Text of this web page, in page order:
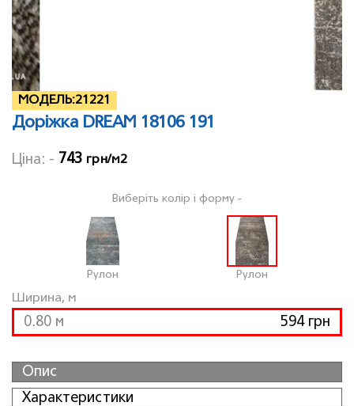
МОДЕЛЬ:21221
Доріжка DREAM 18106 191
Ціна: - 743 грн/м2
Ширина, м
0.80 м 594 грн
Виберіть колір і форму -
Рулон Рулон
Опис
Характеристики